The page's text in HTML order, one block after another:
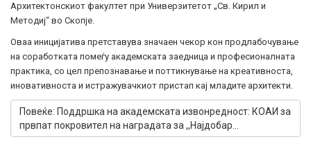
Архитектонскиот факултет при Универзитетот „Св. Кирил и
Методиј“ во Скопје.
Оваа иницијатива претставува значаен чекор кон продлабочување
на соработката помеѓу академската заедница и професионалната
практика, со цел препознавање и поттикнување на креативноста,
иновативноста и истражувачкиот пристап кај младите архитекти.
Повеќе: Поддршка на академската извонредност: КОАИ за
првпат покровител на наградата за ,,Најдобар...